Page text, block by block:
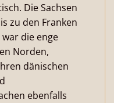
Die Sachsen
zu den Franken
die enge
Norden,
dänischen
ebenfalls